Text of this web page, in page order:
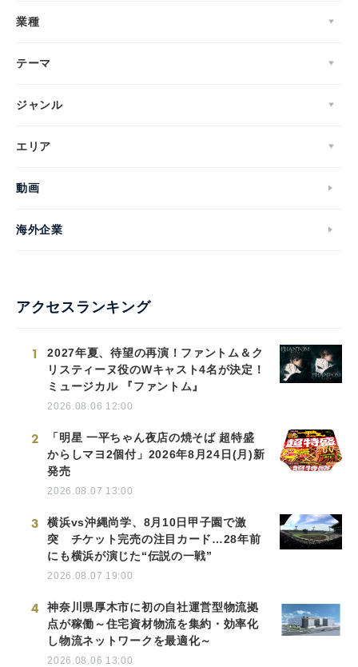
業種
テーマ
ジャンル
エリア
動画
海外企業
アクセスランキング
1
2027年夏、待望の再演！ファントム＆ク
リスティーヌ役のWキャスト4名が決定！
ミュージカル 『ファントム』
2026.08.06 12:00
2
「明星 一平ちゃん夜店の焼そば 超特盛
からしマヨ2個付」2026年8月24日(月)新
発売
2026.08.07 13:00
3
横浜vs沖縄尚学、8月10日甲子園で激
突 チケット完売の注目カード…28年前
にも横浜が演じた“伝説の一戦”
2026.08.07 19:00
4
神奈川県厚木市に初の自社運営型物流拠
点が稼働～住宅資材物流を集約・効率化
し物流ネットワークを最適化～
2026.08.06 13:00